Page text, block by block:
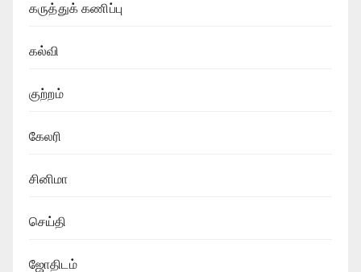
கருத்துக் கணிப்பு
கல்வி
குற்றம்
கேலரி
சினிமா
செய்தி
ஜோதிடம்